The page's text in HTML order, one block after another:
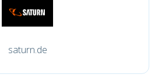
saturn.de